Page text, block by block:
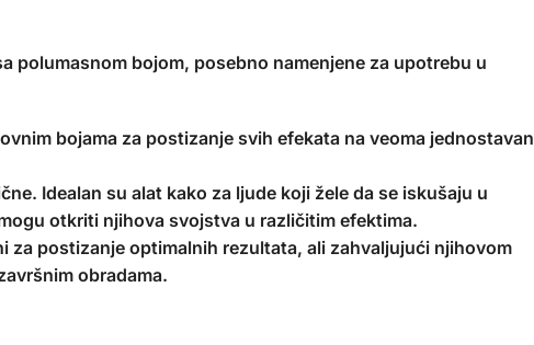
polumasnom bojom, posebno namenjene za upotrebu u
bojama za postizanje svih efekata na veoma jednostavan
Idealan su alat kako za ljude koji žele da se iskušaju u
otkriti njihova svojstva u različitim efektima.
za postizanje optimalnih rezultata, ali zahvaljujući njihovom
obradama.